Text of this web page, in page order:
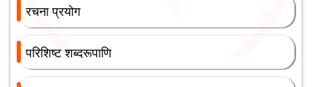
रचना प्रयोग
परिशिष्ट शब्दरूपाणि